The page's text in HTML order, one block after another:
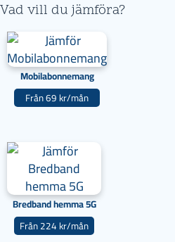
Vad vill du jämföra?
Mobilabonnemang
Från 69 kr/mån
Bredband hemma 5G
Från 224 kr/mån